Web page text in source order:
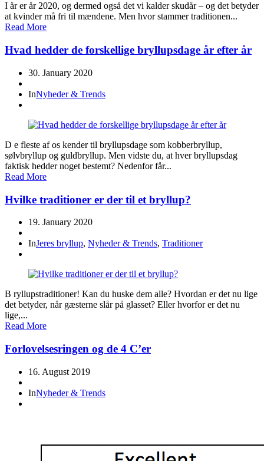
I år er år 2020, og dermed også det vi kalder skudår – og det betyder
at kvinder må fri til mændene. Men hvor stammer traditionen...
Read More
Hvad hedder de forskellige bryllupsdage år efter år
30. January 2020
InNyheder & Trends
D e fleste af os kender til bryllupsdage som kobberbryllup,
sølvbryllup og guldbryllup. Men vidste du, at hver bryllupsdag
faktisk hedder noget bestemt? Nedenfor får...
Read More
Hvilke traditioner er der til et bryllup?
19. January 2020
InJeres bryllup, Nyheder & Trends, Traditioner
B ryllupstraditioner! Kan du huske dem alle? Hvordan er det nu lige
det betyder, når gæsterne slår på glasset? Eller hvorfor er det nu
lige,...
Read More
Forlovelsesringen og de 4 C’er
16. August 2019
InNyheder & Trends